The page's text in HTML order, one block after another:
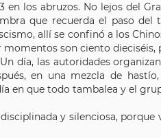
en los abruzos. No lejos del
que recuerda el paso del
allí se confinó a los
son ciento
día, las autoridades
en una mezcla de
en que todo tambalea y el
y silenciosa,